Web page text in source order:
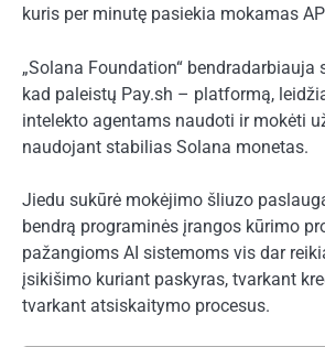
kuris per minutę pasiekia mokamas
„Solana Foundation“ bendradarbiauja
kad paleistų Pay.sh – platformą,
intelekto agentams naudoti ir mokėti
naudojant stabilias Solana monetas.
Jiedu sukūrė mokėjimo šliuzo
bendrą programinės įrangos kūrimo
pažangioms AI sistemoms vis dar
įsikišimo kuriant paskyras, tvarkant
tvarkant atsiskaitymo procesus.